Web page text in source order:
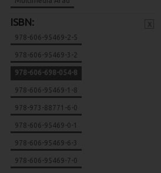
ISBN:
978-606-95469-2-5
978-606-95469-3-2
978-606-698-054-8
978-606-95469-1-8
978-973-88771-6-0
978-606-95469-0-1
978-606-95469-6-3
978-606-95469-7-0